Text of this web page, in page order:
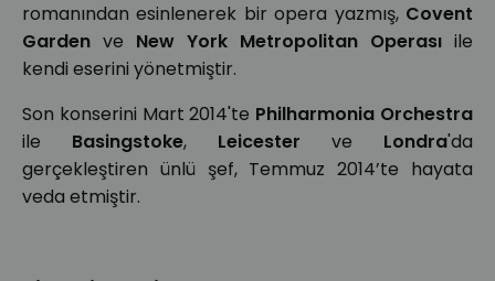
romanından esinlenerek bir opera yazmış, Covent
Garden ve New York Metropolitan Operası ile
kendi eserini yönetmiştir.
Son konserini Mart 2014'te Philharmonia Orchestra
ile Basingstoke, Leicester ve Londra'da
gerçekleştiren ünlü şef, Temmuz 2014’te hayata
veda etmiştir.